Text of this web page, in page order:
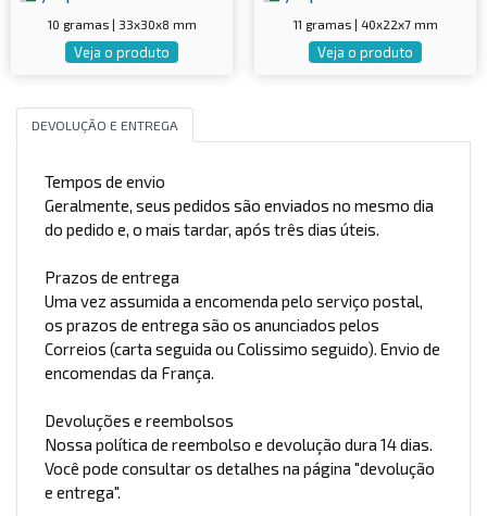
10 gramas | 33x30x8 mm
Veja o produto
11 gramas | 40x22x7 mm
Veja o produto
DEVOLUÇÃO E ENTREGA
Tempos de envio
Geralmente, seus pedidos são enviados no mesmo dia
do pedido e, o mais tardar, após três dias úteis.
Prazos de entrega
Uma vez assumida a encomenda pelo serviço postal,
os prazos de entrega são os anunciados pelos
Correios (carta seguida ou Colissimo seguido). Envio de
encomendas da França.
Devoluções e reembolsos
Nossa política de reembolso e devolução dura 14 dias.
Você pode consultar os detalhes na página "devolução
e entrega".